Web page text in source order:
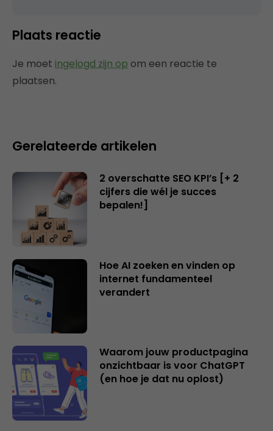
Plaats reactie
Je moet ingelogd zijn op om een reactie te
plaatsen.
Gerelateerde artikelen
2 overschatte SEO KPI’s [+ 2
cijfers die wél je succes
bepalen!]
Hoe AI zoeken en vinden op
internet fundamenteel
verandert
Waarom jouw productpagina
onzichtbaar is voor ChatGPT
(en hoe je dat nu oplost)